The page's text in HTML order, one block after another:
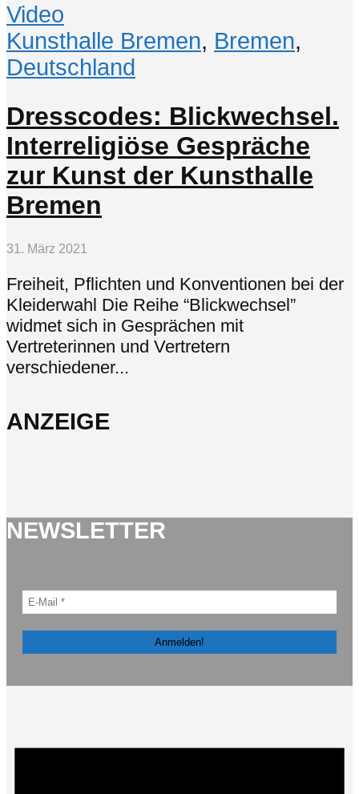
Video
Kunsthalle Bremen, Bremen,
Deutschland
Dresscodes: Blickwechsel.
Interreligiöse Gespräche
zur Kunst der Kunsthalle
Bremen
31. März 2021
Freiheit, Pflichten und Konventionen bei der
Kleiderwahl Die Reihe “Blickwechsel”
widmet sich in Gesprächen mit
Vertreterinnen und Vertretern
verschiedener...
ANZEIGE
NEWSLETTER